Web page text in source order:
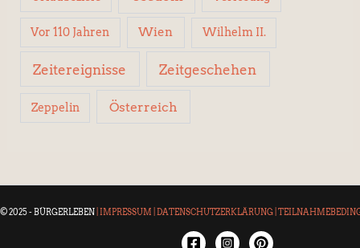
Vor 110 Jahren Wien Wilhelm II.
Zeitereignisse Zeitgeschehen
Zeppelin Österreich
© 2025 - BÜRGERLEBEN IMPRESSUM DATENSCHUTZERKLÄRUNG